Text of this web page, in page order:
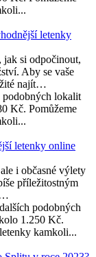
letenky
jak si odpočinout,
Aby se vaše
najít…
podobných lokalit
Kč. Pomůžeme
letenky online
i občasné výlety
příležitostným
podobných
1.250 Kč.
kamkoli...